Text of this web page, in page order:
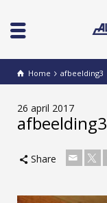
Home afbeelding3
26 april 2017
afbeelding3
Share